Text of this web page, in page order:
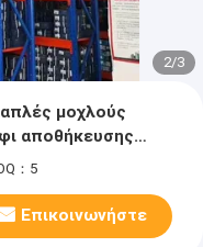
2/3
μοχλούς
αποθήκευσης
：5
Επικοινωνήστε